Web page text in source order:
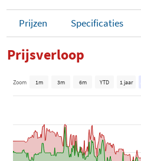
Prijzen Specificaties
Prijsverloop
Zoom 1m 3m 6m YTD 1 jaar